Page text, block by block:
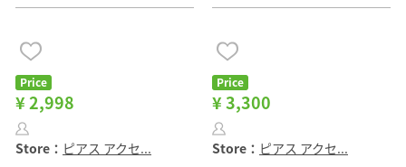
Price
¥ 2,998
Store： ピアス アクセ...
Price
¥ 3,300
Store： ピアス アクセ...